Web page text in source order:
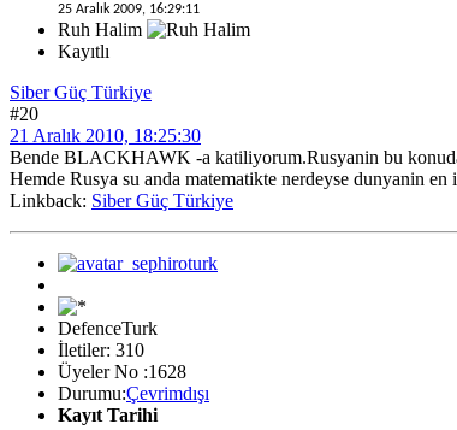
25 Aralık 2009, 16:29:11
Ruh Halim
Kayıtlı
Siber Güç Türkiye
#20
21 Aralık 2010, 18:25:30
Bende BLACKHAWK -a katiliyorum.Rusyanin bu
Hemde Rusya su anda matematikte nerdeyse dunyanin
Linkback: Siber Güç Türkiye
DefenceTurk
İletiler: 310
Üyeler No :1628
Durumu:Çevrimdışı
Kayıt Tarihi